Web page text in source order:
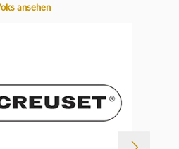
ansehen